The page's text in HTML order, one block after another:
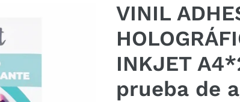
VINIL
INKJET
prueba de